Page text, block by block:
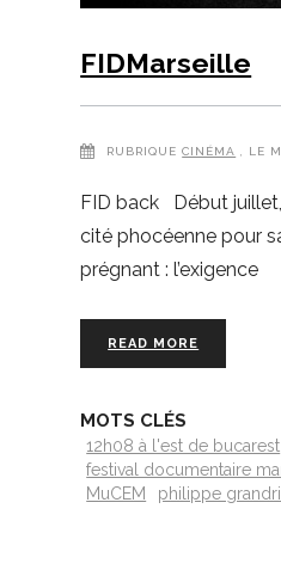
FIDMarseille
RUBRIQUE CINÉMA , LE
FID back Début
cité phocéenne pour
prégnant : l’exigence
READ MORE
MOTS CLÉS
12h08 à l'est de bucarest
festival documentaire
MuCEM
philippe